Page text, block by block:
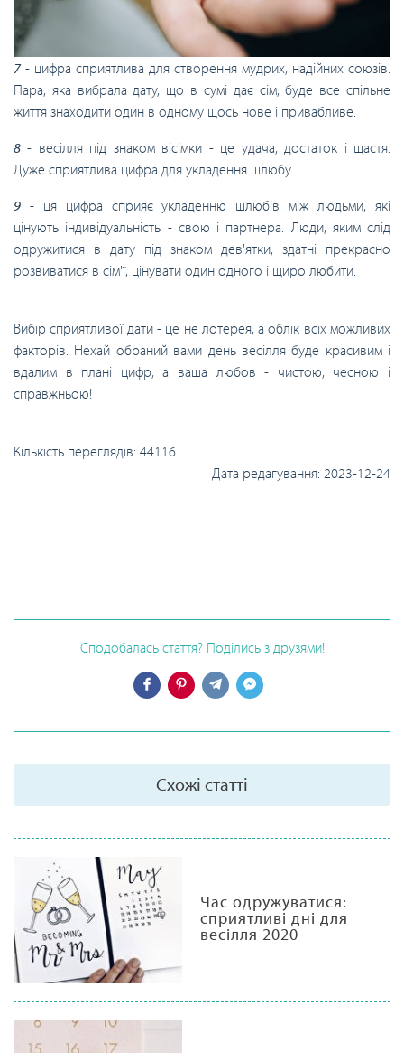
7- цифра сприятлива для створення мудрих, надійних союзів.
Пара, яка вибрала дату, що в сумі дає сім, буде все спільне
життя знаходити один в одному щось нове і привабливе.
8 - весілля під знаком вісімки - це удача, достаток і щастя.
Дуже сприятлива цифра для укладення шлюбу.
9 - ця цифра сприяє укладенню шлюбів між людьми, які
цінують індивідуальність - свою і партнера. Люди, яким слід
одружитися в дату під знаком дев'ятки, здатні прекрасно
розвиватися в сім'ї, цінувати один одного і щиро любити.
Вибір сприятливої ​​дати - це не лотерея, а облік всіх можливих
факторів. Нехай обраний вами день весілля буде красивим і
вдалим в плані цифр, а ваша любов - чистою, чесною і
справжньою!
Кількість переглядів: 44116
Дата редагування: 2023-12-24
Сподобалась стаття? Поділись з друзями!
Схожі статті
Час одружуватися:
сприятливі дні для
весілля 2020